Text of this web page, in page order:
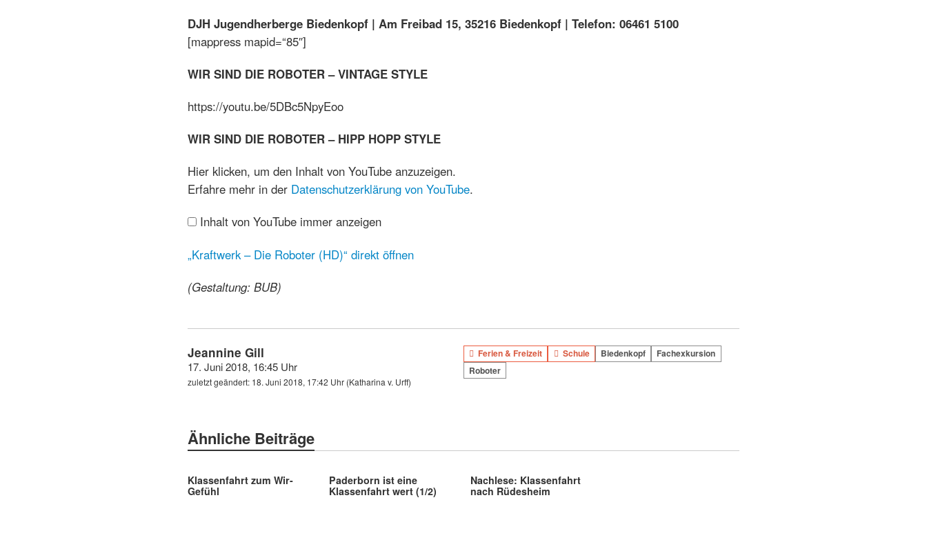
DJH Jugendherberge Biedenkopf | Am Freibad 15, 35216 Biedenkopf | Telefon: 06461 5100
[mappress mapid=“85″]
WIR SIND DIE ROBOTER – VINTAGE STYLE
https://youtu.be/5DBc5NpyEoo
WIR SIND DIE ROBOTER – HIPP HOPP STYLE
„Kraftwerk
–
Die
(HD)“
YouTube
Hier klicken, um den Inhalt von YouTube anzuzeigen.
Erfahre mehr in der Datenschutzerklärung von YouTube.
Inhalt von YouTube immer anzeigen
„Kraftwerk – Die Roboter (HD)“ direkt öffnen
(Gestaltung: BUB)
Jeannine Gill
17. Juni 2018, 16:45 Uhr
zuletzt geändert: 18. Juni 2018, 17:42 Uhr (Katharina v. Urff)
Ferien & Freizeit Schule Biedenkopf
Fachexkursion
Roboter
Ähnliche Beiträge
Klassenfahrt zum Wir-
Gefühl
Paderborn ist eine
Klassenfahrt wert (1/2)
Nachlese: Klassenfahrt
nach Rüdesheim